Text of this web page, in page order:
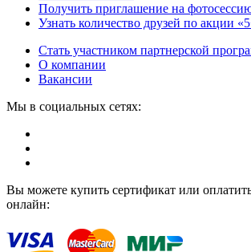
Получить приглашение на
Узнать количество друзей по акции
Стать участником партнерской
О компании
Вакансии
Мы в социальных сетях:
Вы можете купить сертификат или
онлайн: